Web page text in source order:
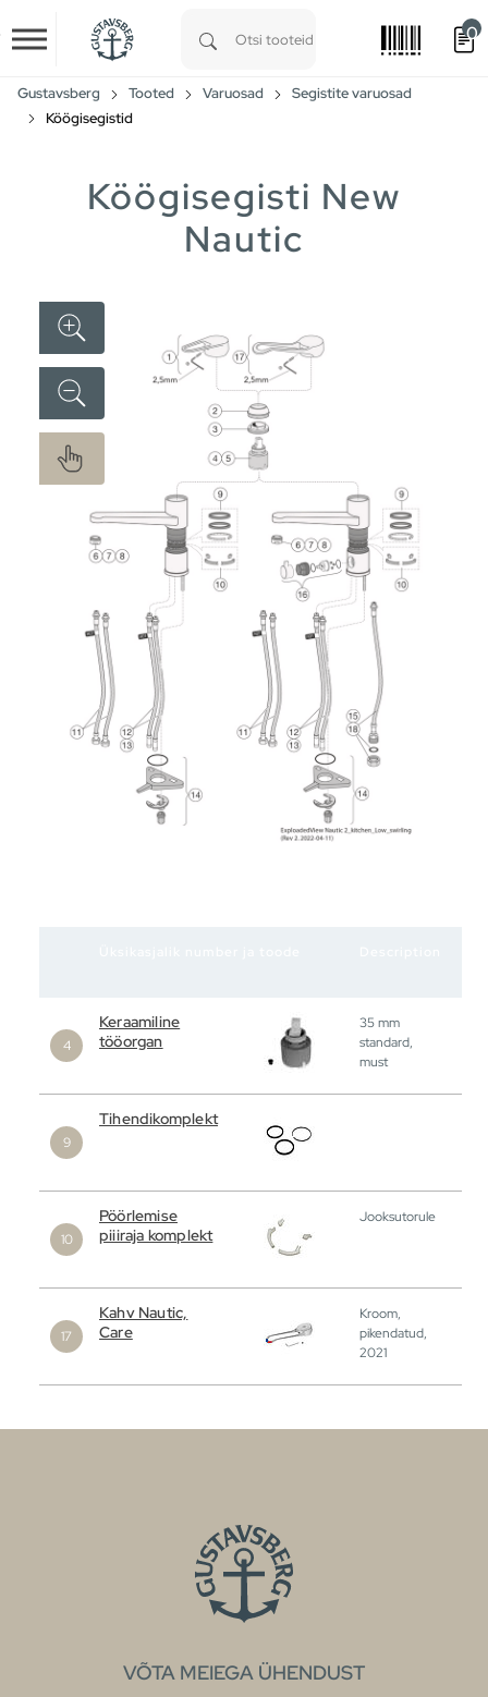
Skip to main content
0
Gustavsberg Tooted Varuosad
Segistite varuosad
Köögisegistid
Köögisegisti New
Nautic
Keraamiline
tööorgan
35 mm
standard,
must
Tihendikomplekt
Pöörlemise
piiiraja komplekt
Jooksutorule
Kahv Nautic,
Care
Kroom,
pikendatud,
2021
VÕTA MEIEGA ÜHENDUST